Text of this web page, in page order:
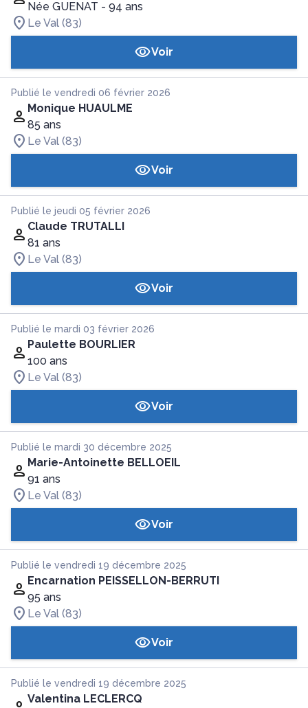
Née GUENAT - 94 ans
Le Val (83)
Voir
Publié le vendredi 06 février 2026
Monique HUAULME
85 ans
Le Val (83)
Voir
Publié le jeudi 05 février 2026
Claude TRUTALLI
81 ans
Le Val (83)
Voir
Publié le mardi 03 février 2026
Paulette BOURLIER
100 ans
Le Val (83)
Voir
Publié le mardi 30 décembre 2025
Marie-Antoinette BELLOEIL
91 ans
Le Val (83)
Voir
Publié le vendredi 19 décembre 2025
Encarnation PEISSELLON-BERRUTI
95 ans
Le Val (83)
Voir
Publié le vendredi 19 décembre 2025
Valentina LECLERCQ